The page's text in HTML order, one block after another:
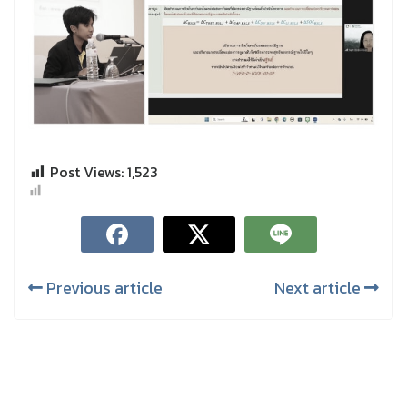
Post Views:1,523
Previous article Next article